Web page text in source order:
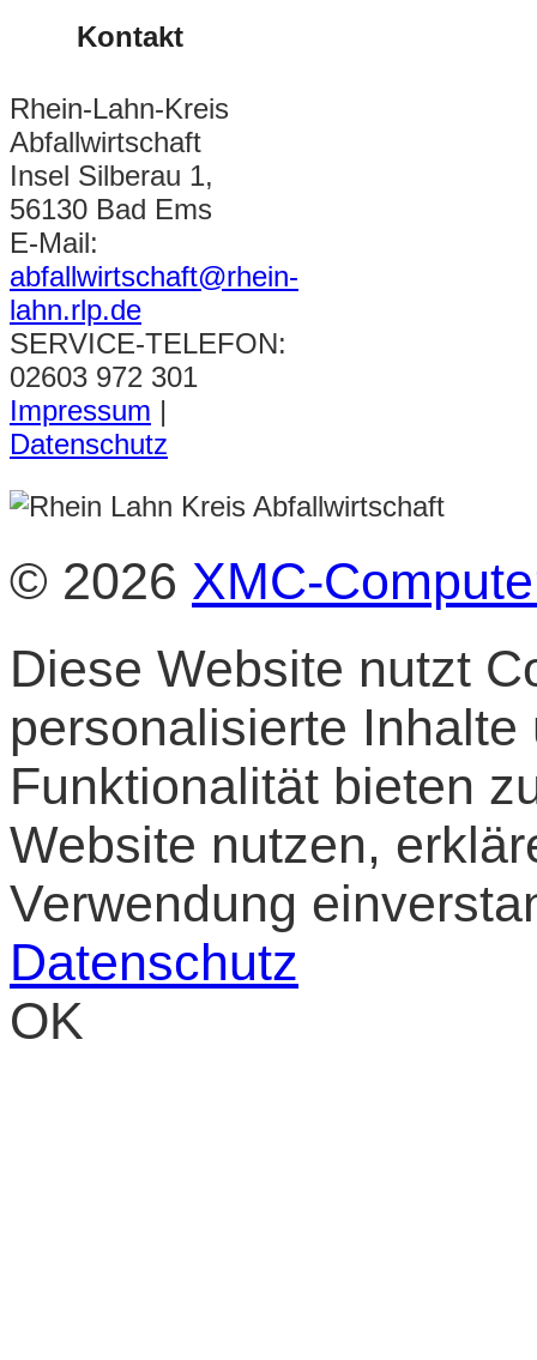
Kontakt
Rhein-Lahn-Kreis
Abfallwirtschaft
Insel Silberau 1,
56130 Bad Ems
E-Mail:
abfallwirtschaft@rhein-
lahn.rlp.de
SERVICE-TELEFON:
02603 972 301
Impressum |
Datenschutz
© 2026 XMC-
Diese Website nutzt
personalisierte
Funktionalität bieten
Website nutzen,
Verwendung
Datenschutz
OK